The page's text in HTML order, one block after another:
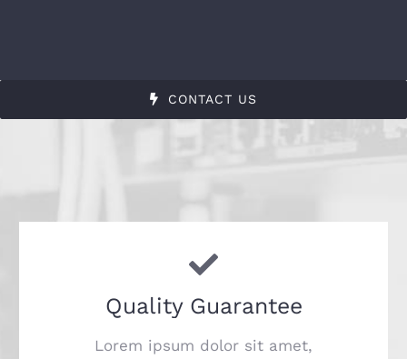
CONTACT US
Quality Guarantee
Lorem ipsum dolor sit amet,